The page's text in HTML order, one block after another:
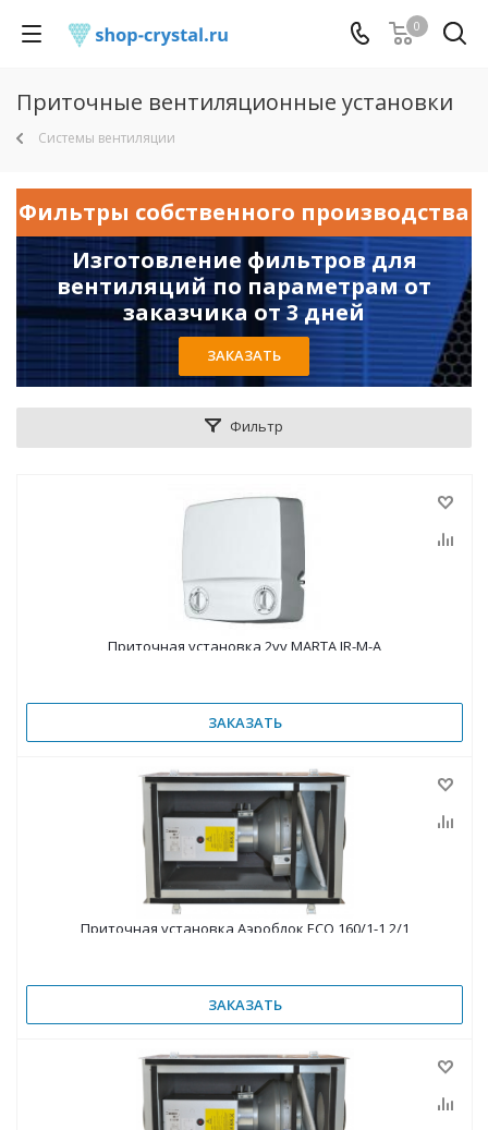
0
Приточные вентиляционные установки
Системы вентиляции
Фильтры собственного производства
Изготовление фильтров для
вентиляций по параметрам от
заказчика от 3 дней
ЗАКАЗАТЬ
Фильтр
Приточная установка 2vv MARTA JR-M-A
ЗАКАЗАТЬ
Приточная установка Аэроблок ECO 160/1-1,2/1
ЗАКАЗАТЬ